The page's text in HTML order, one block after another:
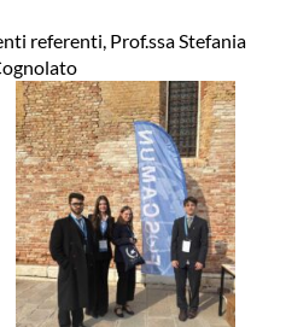
referenti, Prof.ssa Stefania